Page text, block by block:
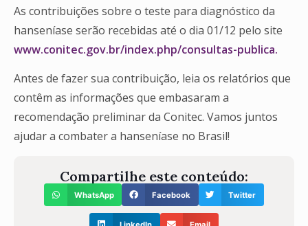
As contribuições sobre o teste para diagnóstico da
hanseníase serão recebidas até o dia 01/12 pelo site
www.conitec.gov.br/index.php/consultas-publica.
Antes de fazer sua contribuição, leia os relatórios que
contêm as informações que embasaram a
recomendação preliminar da Conitec. Vamos juntos
ajudar a combater a hanseníase no Brasil!
Compartilhe este conteúdo:
WhatsApp Facebook Twitter